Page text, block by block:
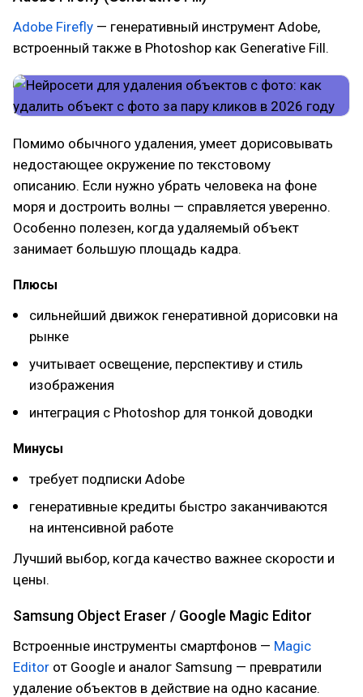
Adobe Firefly — генеративный инструмент Adobe,
встроенный также в Photoshop как Generative Fill.
Помимо обычного удаления, умеет дорисовывать
недостающее окружение по текстовому
описанию. Если нужно убрать человека на фоне
моря и достроить волны — справляется уверенно.
Особенно полезен, когда удаляемый объект
занимает большую площадь кадра.
Плюсы
сильнейший движок генеративной дорисовки на
рынке
учитывает освещение, перспективу и стиль
изображения
интеграция с Photoshop для тонкой доводки
Минусы
требует подписки Adobe
генеративные кредиты быстро заканчиваются
на интенсивной работе
Лучший выбор, когда качество важнее скорости и
цены.
Samsung Object Eraser / Google Magic Editor
Встроенные инструменты смартфонов — Magic
Editor от Google и аналог Samsung — превратили
удаление объектов в действие на одно касание.